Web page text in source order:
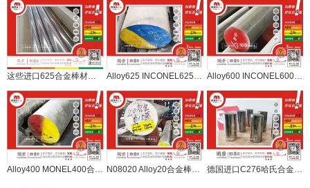
这些进口625合金棒材有点牛，该有的标准包括AMS NACE MR0175都有 Alloy625 INCONEL625合金棒材现货锻件订制 Alloy600 INCONEL600合金棒材现货锻件订制
Alloy400 MONEL400合金棒材现货锻件订制 N08020 Alloy20合金棒材现货锻件订制 德国进口C276哈氏合金棒材，15件